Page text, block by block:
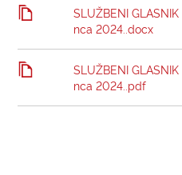
SLUŽBENI
nca 2024..docx
SLUŽBENI
nca 2024..pdf